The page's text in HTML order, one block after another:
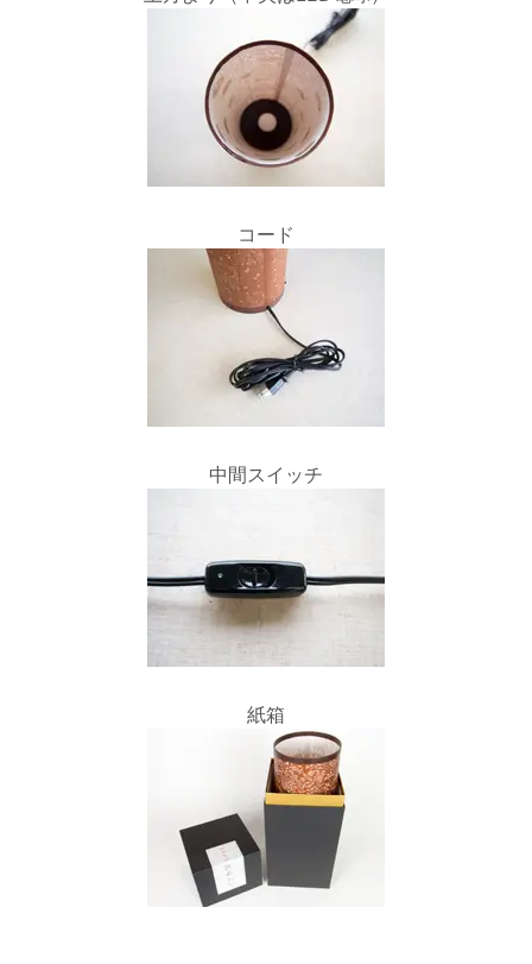
コード
中間スイッチ
紙箱